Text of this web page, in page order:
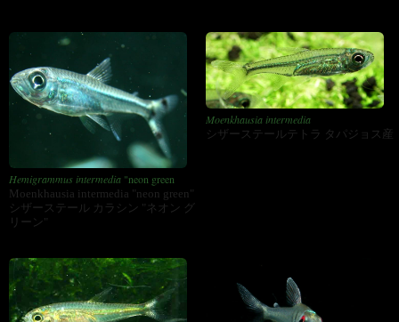
Hemigrammus intermedia "neon green
Moenkhausia intermedia "neon green"
シザーステール カラシン "ネオン グ
リーン"
Moenkhausia intermedia
シザーステールテトラ タパジョス産